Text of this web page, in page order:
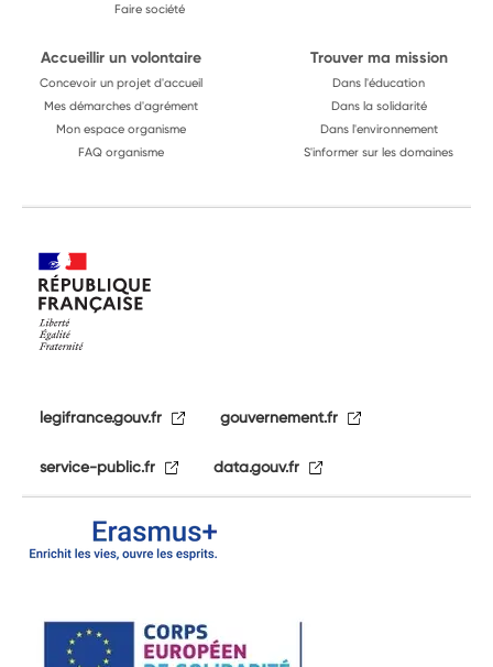
Faire société
Accueillir un volontaire
Concevoir un projet d'accueil
Mes démarches d'agrément
Mon espace organisme
FAQ organisme
Trouver ma mission
Dans l'éducation
Dans la solidarité
Dans l'environnement
S'informer sur les domaines
legifrance.gouv.fr gouvernement.fr
service-public.fr data.gouv.fr